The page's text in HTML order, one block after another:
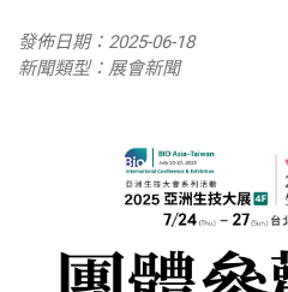
發佈日期：2025-06-18
新聞類型：展會新聞